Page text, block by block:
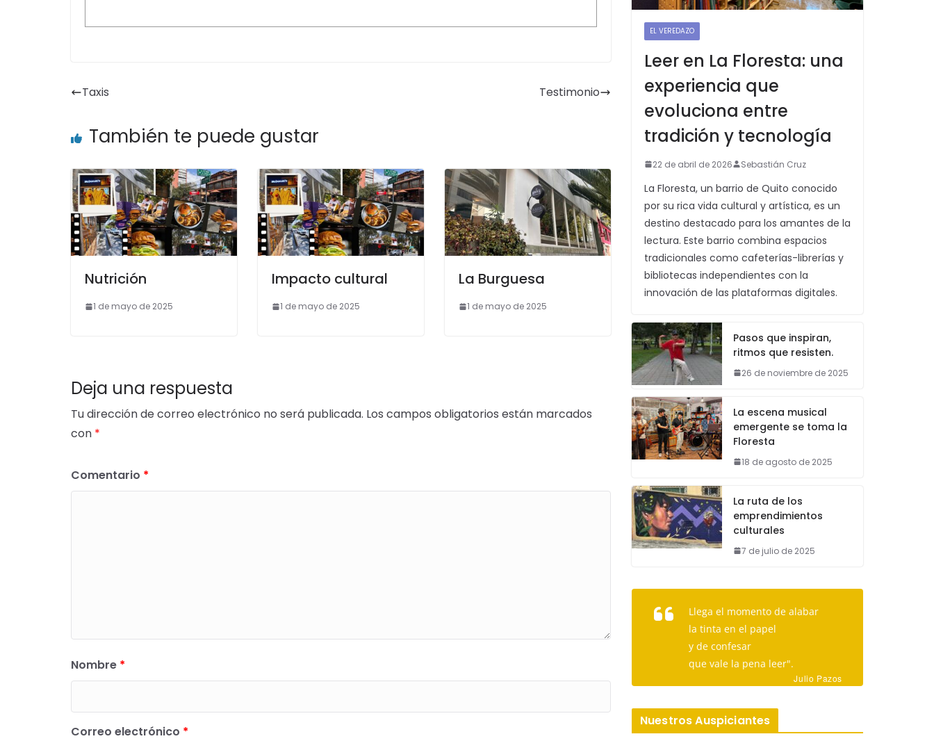
Taxis Testimonio
También te puede gustar
Nutrición
1 de mayo de 2025
Impacto cultural
1 de mayo de 2025
La Burguesa
1 de mayo de 2025
Deja una respuesta
Tu dirección de correo electrónico no será publicada. Los campos obligatorios están marcados
con *
Comentario *
Nombre *
Correo electrónico *
EL VEREDAZO
Leer en La Floresta: una
experiencia que
evoluciona entre
tradición y tecnología
22 de abril de 2026 Sebastián Cruz
La Floresta, un barrio de Quito conocido
por su rica vida cultural y artística, es un
destino destacado para los amantes de la
lectura. Este barrio combina espacios
tradicionales como cafeterías-librerías y
bibliotecas independientes con la
innovación de las plataformas digitales.
Pasos que inspiran,
ritmos que resisten.
26 de noviembre de 2025
La escena musical
emergente se toma la
Floresta
18 de agosto de 2025
La ruta de los
emprendimientos
culturales
7 de julio de 2025
Llega el momento de alabar
la tinta en el papel
y de confesar
que vale la pena leer".
Julio Pazos
Nuestros Auspiciantes